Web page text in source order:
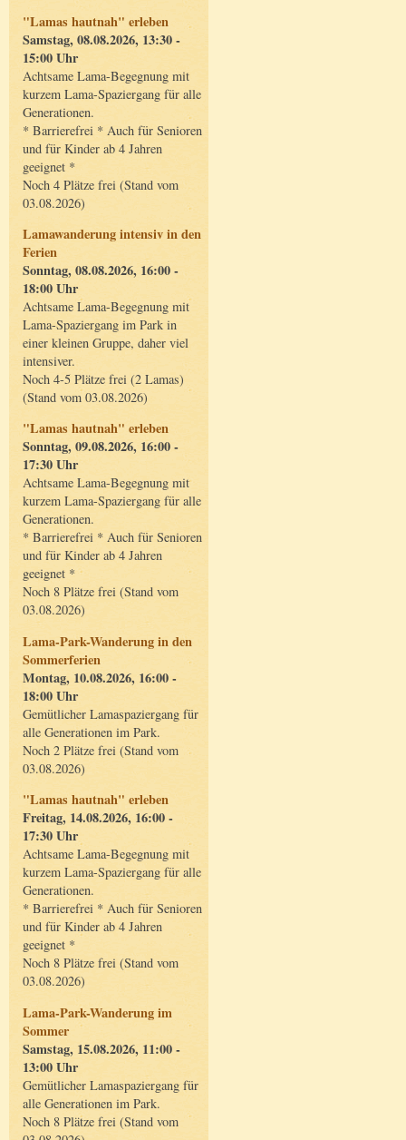
"Lamas hautnah" erleben
Samstag, 08.08.2026, 13:30 -
15:00 Uhr
Achtsame Lama-Begegnung mit
kurzem Lama-Spaziergang für alle
Generationen.
* Barrierefrei * Auch für Senioren
und für Kinder ab 4 Jahren
geeignet *
Noch 4 Plätze frei (Stand vom
03.08.2026)
Lamawanderung intensiv in den
Ferien
Sonntag, 08.08.2026, 16:00 -
18:00 Uhr
Achtsame Lama-Begegnung mit
Lama-Spaziergang im Park in
einer kleinen Gruppe, daher viel
intensiver.
Noch 4-5 Plätze frei (2 Lamas)
(Stand vom 03.08.2026)
"Lamas hautnah" erleben
Sonntag, 09.08.2026, 16:00 -
17:30 Uhr
Achtsame Lama-Begegnung mit
kurzem Lama-Spaziergang für alle
Generationen.
* Barrierefrei * Auch für Senioren
und für Kinder ab 4 Jahren
geeignet *
Noch 8 Plätze frei (Stand vom
03.08.2026)
Lama-Park-Wanderung in den
Sommerferien
Montag, 10.08.2026, 16:00 -
18:00 Uhr
Gemütlicher Lamaspaziergang für
alle Generationen im Park.
Noch 2 Plätze frei (Stand vom
03.08.2026)
"Lamas hautnah" erleben
Freitag, 14.08.2026, 16:00 -
17:30 Uhr
Achtsame Lama-Begegnung mit
kurzem Lama-Spaziergang für alle
Generationen.
* Barrierefrei * Auch für Senioren
und für Kinder ab 4 Jahren
geeignet *
Noch 8 Plätze frei (Stand vom
03.08.2026)
Lama-Park-Wanderung im
Sommer
Samstag, 15.08.2026, 11:00 -
13:00 Uhr
Gemütlicher Lamaspaziergang für
alle Generationen im Park.
Noch 8 Plätze frei (Stand vom